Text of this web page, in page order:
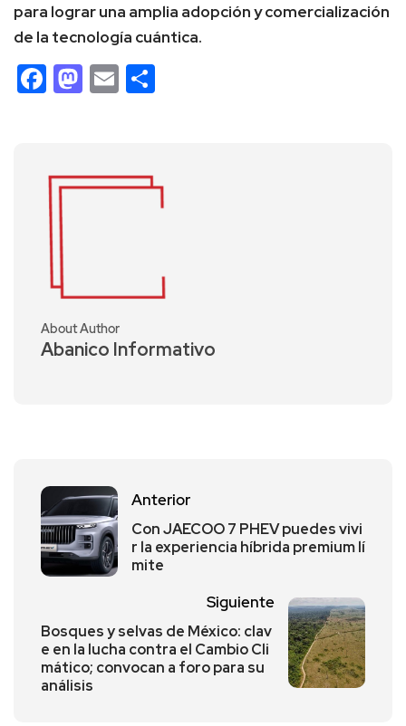
para lograr una amplia adopción y comercialización
de la tecnología cuántica.
Facebook
Mastodon
Email
About Author
Abanico Informativo
Anterior
Con JAECOO 7 PHEV puedes vivi
r la experiencia híbrida premium lí
mite
Siguiente
Bosques y selvas de México: clav
e en la lucha contra el Cambio Cli
mático; convocan a foro para su
análisis